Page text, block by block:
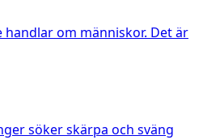
handlar om människor. Det är
söker skärpa och sväng